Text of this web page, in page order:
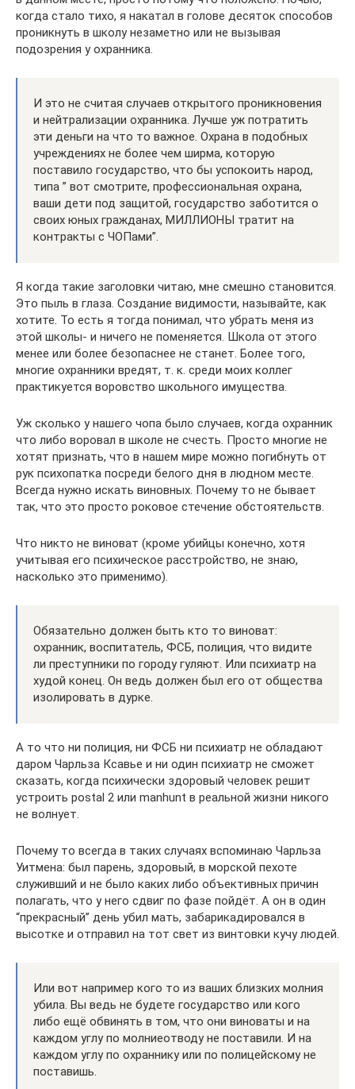
когда стало тихо, я накатал в голове десяток способов
проникнуть в школу незаметно или не вызывая
подозрения у охранника.
И это не считая случаев открытого проникновения
и нейтрализации охранника. Лучше уж потратить
эти деньги на что то важное. Охрана в подобных
учреждениях не более чем ширма, которую
поставило государство, что бы успокоить народ,
типа ” вот смотрите, профессиональная охрана,
ваши дети под защитой, государство заботится о
своих юных гражданах, МИЛЛИОНЫ тратит на
контракты с ЧОПами”.
Я когда такие заголовки читаю, мне смешно становится.
Это пыль в глаза. Создание видимости, называйте, как
хотите. То есть я тогда понимал, что убрать меня из
этой школы- и ничего не поменяется. Школа от этого
менее или более безопаснее не станет. Более того,
многие охранники вредят, т. к. среди моих коллег
практикуется воровство школьного имущества.
Уж сколько у нашего чопа было случаев, когда охранник
что либо воровал в школе не счесть. Просто многие не
хотят признать, что в нашем мире можно погибнуть от
рук психопатка посреди белого дня в людном месте.
Всегда нужно искать виновных. Почему то не бывает
так, что это просто роковое стечение обстоятельств.
Что никто не виноват (кроме убийцы конечно, хотя
учитывая его психическое расстройство, не знаю,
насколько это применимо).
Обязательно должен быть кто то виноват:
охранник, воспитатель, ФСБ, полиция, что видите
ли преступники по городу гуляют. Или психиатр на
худой конец. Он ведь должен был его от общества
изолировать в дурке.
А то что ни полиция, ни ФСБ ни психиатр не обладают
даром Чарльза Ксавье и ни один психиатр не сможет
сказать, когда психически здоровый человек решит
устроить postal 2 или manhunt в реальной жизни никого
не волнует.
Почему то всегда в таких случаях вспоминаю Чарльза
Уитмена: был парень, здоровый, в морской пехоте
служивший и не было каких либо объективных причин
полагать, что у него сдвиг по фазе пойдёт. А он в один
“прекрасный” день убил мать, забарикадировался в
высотке и отправил на тот свет из винтовки кучу людей.
Или вот например кого то из ваших близких молния
убила. Вы ведь не будете государство или кого
либо ещё обвинять в том, что они виноваты и на
каждом углу по молниеотводу не поставили. И на
каждом углу по охраннику или по полицейскому не
поставишь.